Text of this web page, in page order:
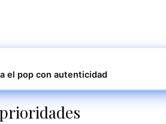
el pop con autenticidad